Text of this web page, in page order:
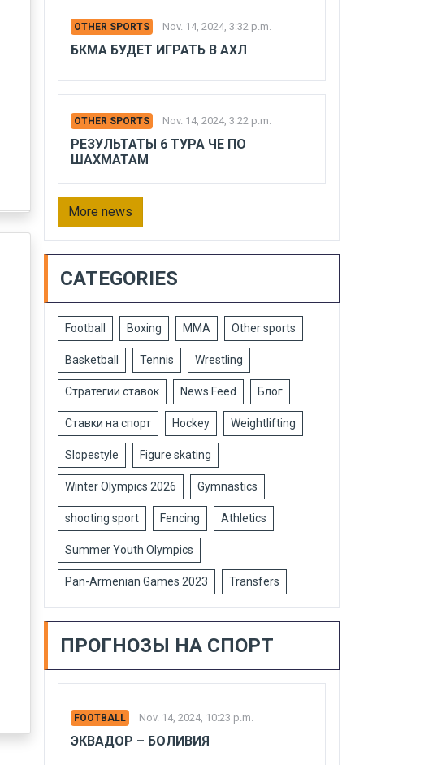
OTHER SPORTS Nov. 14, 2024, 3:32 p.m.
БКМА БУДЕТ ИГРАТЬ В АХЛ
OTHER SPORTS Nov. 14, 2024, 3:22 p.m.
РЕЗУЛЬТАТЫ 6 ТУРА ЧЕ ПО
ШАХМАТАМ
More news
CATEGORIES
Football Boxing MMA Other sports
Basketball Tennis Wrestling
Стратегии ставок News Feed Блог
Ставки на спорт Hockey Weightlifting
Slopestyle Figure skating
Winter Olympics 2026 Gymnastics
shooting sport Fencing Athletics
Summer Youth Olympics
Pan-Armenian Games 2023 Transfers
ПРОГНОЗЫ НА СПОРТ
FOOTBALL Nov. 14, 2024, 10:23 p.m.
ЭКВАДОР – БОЛИВИЯ